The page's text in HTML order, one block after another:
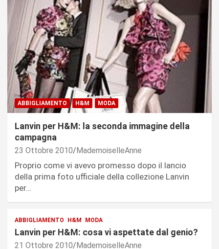
ABBIGLIAMENTO H&M MODA
Lanvin per H&M: la seconda immagine della
campagna
23 Ottobre 2010 MademoiselleAnne
Proprio come vi avevo promesso dopo il lancio
della prima foto ufficiale della collezione Lanvin
per…
ABBIGLIAMENTO H&M MODA
Lanvin per H&M: cosa vi aspettate dal genio?
21 Ottobre 2010 MademoiselleAnne